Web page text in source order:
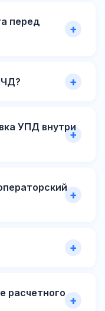
перед
УПД внутри
расчетного